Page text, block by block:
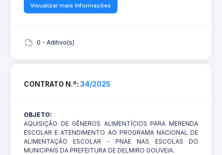
Visualizar mais Informações
0 - Aditivo(s)
CONTRATO N.º: 34/2025
OBJETO:
AQUISIÇÃO DE GÊNEROS ALIMENTÍCIOS PARA MERENDA
ESCOLAR E ATENDIMENTO AO PROGRAMA NACIONAL DE
ALIMENTAÇÃO ESCOLAR - PNAE NAS ESCOLAS DO
MUNICIPAIS DA PREFEITURA DE DELMIRO GOUVEIA.